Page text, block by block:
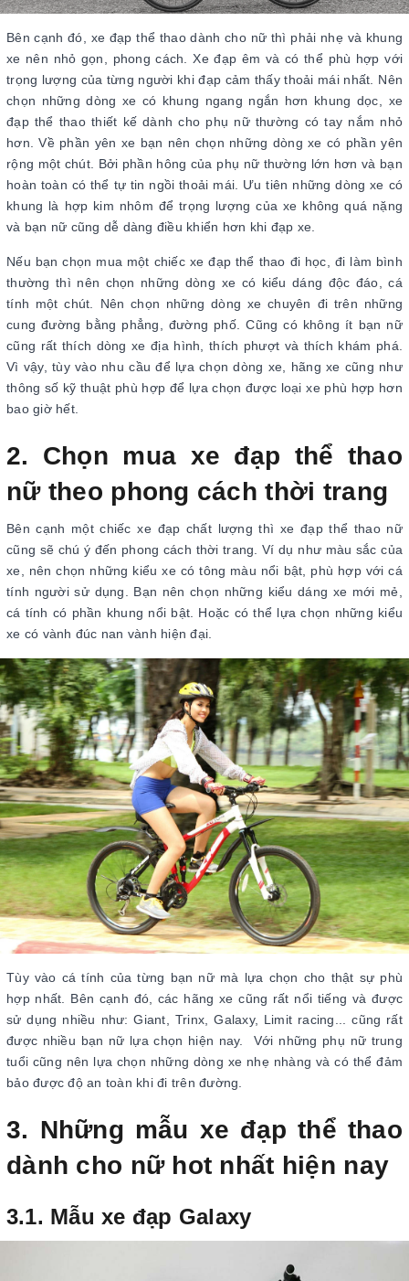
Bên cạnh đó, xe đạp thể thao dành cho nữ thì phải nhẹ và khung
xe nên nhỏ gọn, phong cách. Xe đạp êm và có thể phù hợp với
trọng lượng của từng người khi đạp cảm thấy thoải mái nhất. Nên
chọn những dòng xe có khung ngang ngắn hơn khung dọc, xe
đạp thể thao thiết kế dành cho phụ nữ thường có tay nắm nhỏ
hơn. Về phần yên xe bạn nên chọn những dòng xe có phần yên
rộng một chút. Bởi phần hông của phụ nữ thường lớn hơn và bạn
hoàn toàn có thể tự tin ngồi thoải mái. Ưu tiên những dòng xe có
khung là hợp kim nhôm để trọng lượng của xe không quá nặng
và bạn nữ cũng dễ dàng điều khiển hơn khi đạp xe.
Nếu bạn chọn mua một chiếc xe đạp thể thao đi học, đi làm bình
thường thì nên chọn những dòng xe có kiểu dáng độc đáo, cá
tính một chút. Nên chọn những dòng xe chuyên đi trên những
cung đường bằng phẳng, đường phố. Cũng có không ít bạn nữ
cũng rất thích dòng xe địa hình, thích phượt và thích khám phá.
Vì vậy, tùy vào nhu cầu để lựa chọn dòng xe, hãng xe cũng như
thông số kỹ thuật phù hợp để lựa chọn được loại xe phù hợp hơn
bao giờ hết.
2. Chọn mua xe đạp thể thao
nữ theo phong cách thời trang
Bên cạnh một chiếc xe đạp chất lượng thì xe đạp thể thao nữ
cũng sẽ chú ý đến phong cách thời trang. Ví dụ như màu sắc của
xe, nên chọn những kiểu xe có tông màu nổi bật, phù hợp với cá
tính người sử dụng. Bạn nên chọn những kiểu dáng xe mới mẻ,
cá tính có phần khung nổi bật. Hoặc có thể lựa chọn những kiểu
xe có vành đúc nan vành hiện đại.
Tùy vào cá tính của từng bạn nữ mà lựa chọn cho thật sự phù
hợp nhất. Bên cạnh đó, các hãng xe cũng rất nổi tiếng và được
sử dụng nhiều như: Giant, Trinx, Galaxy, Limit racing... cũng rất
được nhiều bạn nữ lựa chọn hiện nay. Với những phụ nữ trung
tuổi cũng nên lựa chọn những dòng xe nhẹ nhàng và có thể đảm
bảo được độ an toàn khi đi trên đường.
3. Những mẫu xe đạp thể thao
dành cho nữ hot nhất hiện nay
3.1. Mẫu xe đạp Galaxy